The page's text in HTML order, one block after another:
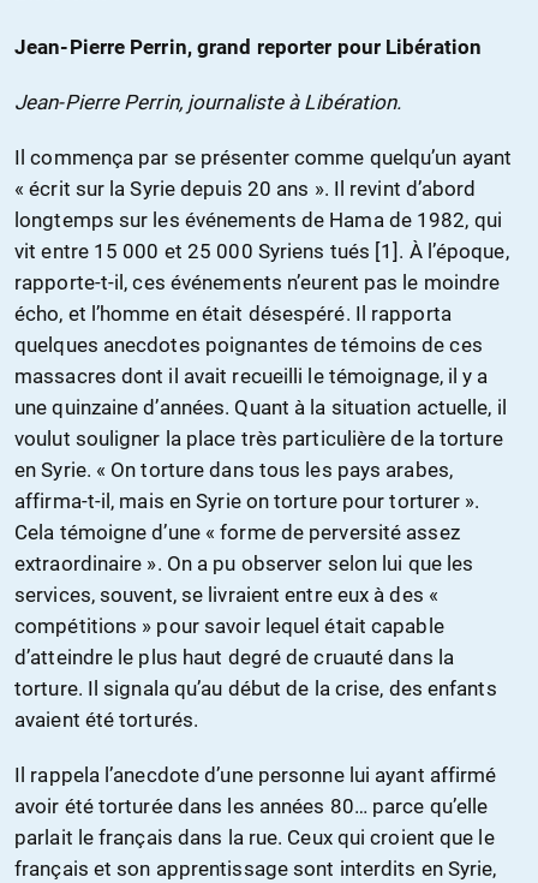
Jean-Pierre Perrin, grand reporter pour Libération
Jean-Pierre Perrin, journaliste à Libération.
Il commença par se présenter comme quelqu’un ayant
« écrit sur la Syrie depuis 20 ans ». Il revint d’abord
longtemps sur les événements de Hama de 1982, qui
vit entre 15 000 et 25 000 Syriens tués [1]. À l’époque,
rapporte-t-il, ces événements n’eurent pas le moindre
écho, et l’homme en était désespéré. Il rapporta
quelques anecdotes poignantes de témoins de ces
massacres dont il avait recueilli le témoignage, il y a
une quinzaine d’années. Quant à la situation actuelle, il
voulut souligner la place très particulière de la torture
en Syrie. « On torture dans tous les pays arabes,
affirma-t-il, mais en Syrie on torture pour torturer ».
Cela témoigne d’une « forme de perversité assez
extraordinaire ». On a pu observer selon lui que les
services, souvent, se livraient entre eux à des «
compétitions » pour savoir lequel était capable
d’atteindre le plus haut degré de cruauté dans la
torture. Il signala qu’au début de la crise, des enfants
avaient été torturés.
Il rappela l’anecdote d’une personne lui ayant affirmé
avoir été torturée dans les années 80… parce qu’elle
parlait le français dans la rue. Ceux qui croient que le
français et son apprentissage sont interdits en Syrie,